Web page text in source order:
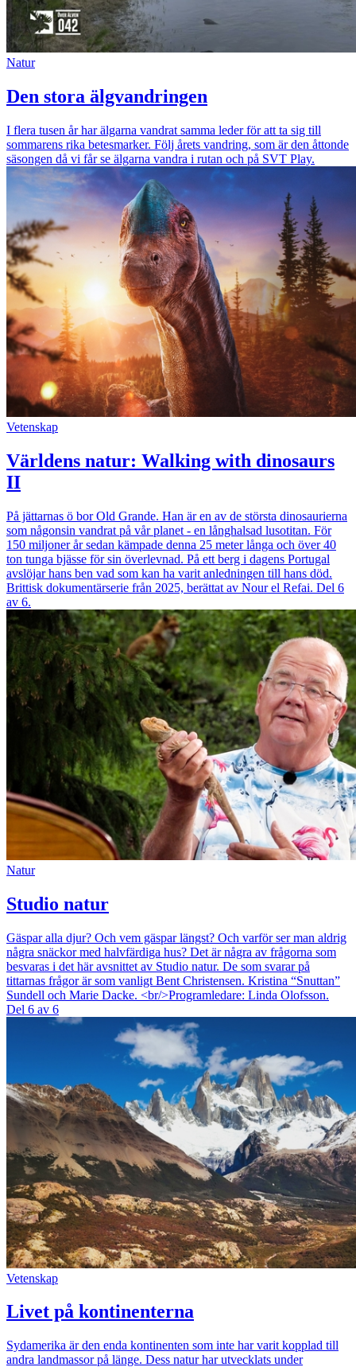
Natur
Den stora älgvandringen
I flera tusen år har älgarna vandrat samma leder för att ta sig till
sommarens rika betesmarker. Följ årets vandring, som är den åttonde
säsongen då vi får se älgarna vandra i rutan och på SVT Play.
Vetenskap
Världens natur: Walking with dinosaurs
II
På jättarnas ö bor Old Grande. Han är en av de största dinosaurierna
som någonsin vandrat på vår planet - en långhalsad lusotitan. För
150 miljoner år sedan kämpade denna 25 meter långa och över 40
ton tunga bjässe för sin överlevnad. På ett berg i dagens Portugal
avslöjar hans ben vad som kan ha varit anledningen till hans död.
Brittisk dokumentärserie från 2025, berättat av Nour el Refai. Del 6
av 6.
Natur
Studio natur
Gäspar alla djur? Och vem gäspar längst? Och varför ser man aldrig
några snäckor med halvfärdiga hus? Det är några av frågorna som
besvaras i det här avsnittet av Studio natur. De som svarar på
tittarnas frågor är som vanligt Bent Christensen. Kristina “Snuttan”
Sundell och Marie Dacke. <br/>Programledare: Linda Olofsson.
Del 6 av 6
Vetenskap
Livet på kontinenterna
Sydamerika är den enda kontinenten som inte har varit kopplad till
andra landmassor på länge. Dess natur har utvecklats under